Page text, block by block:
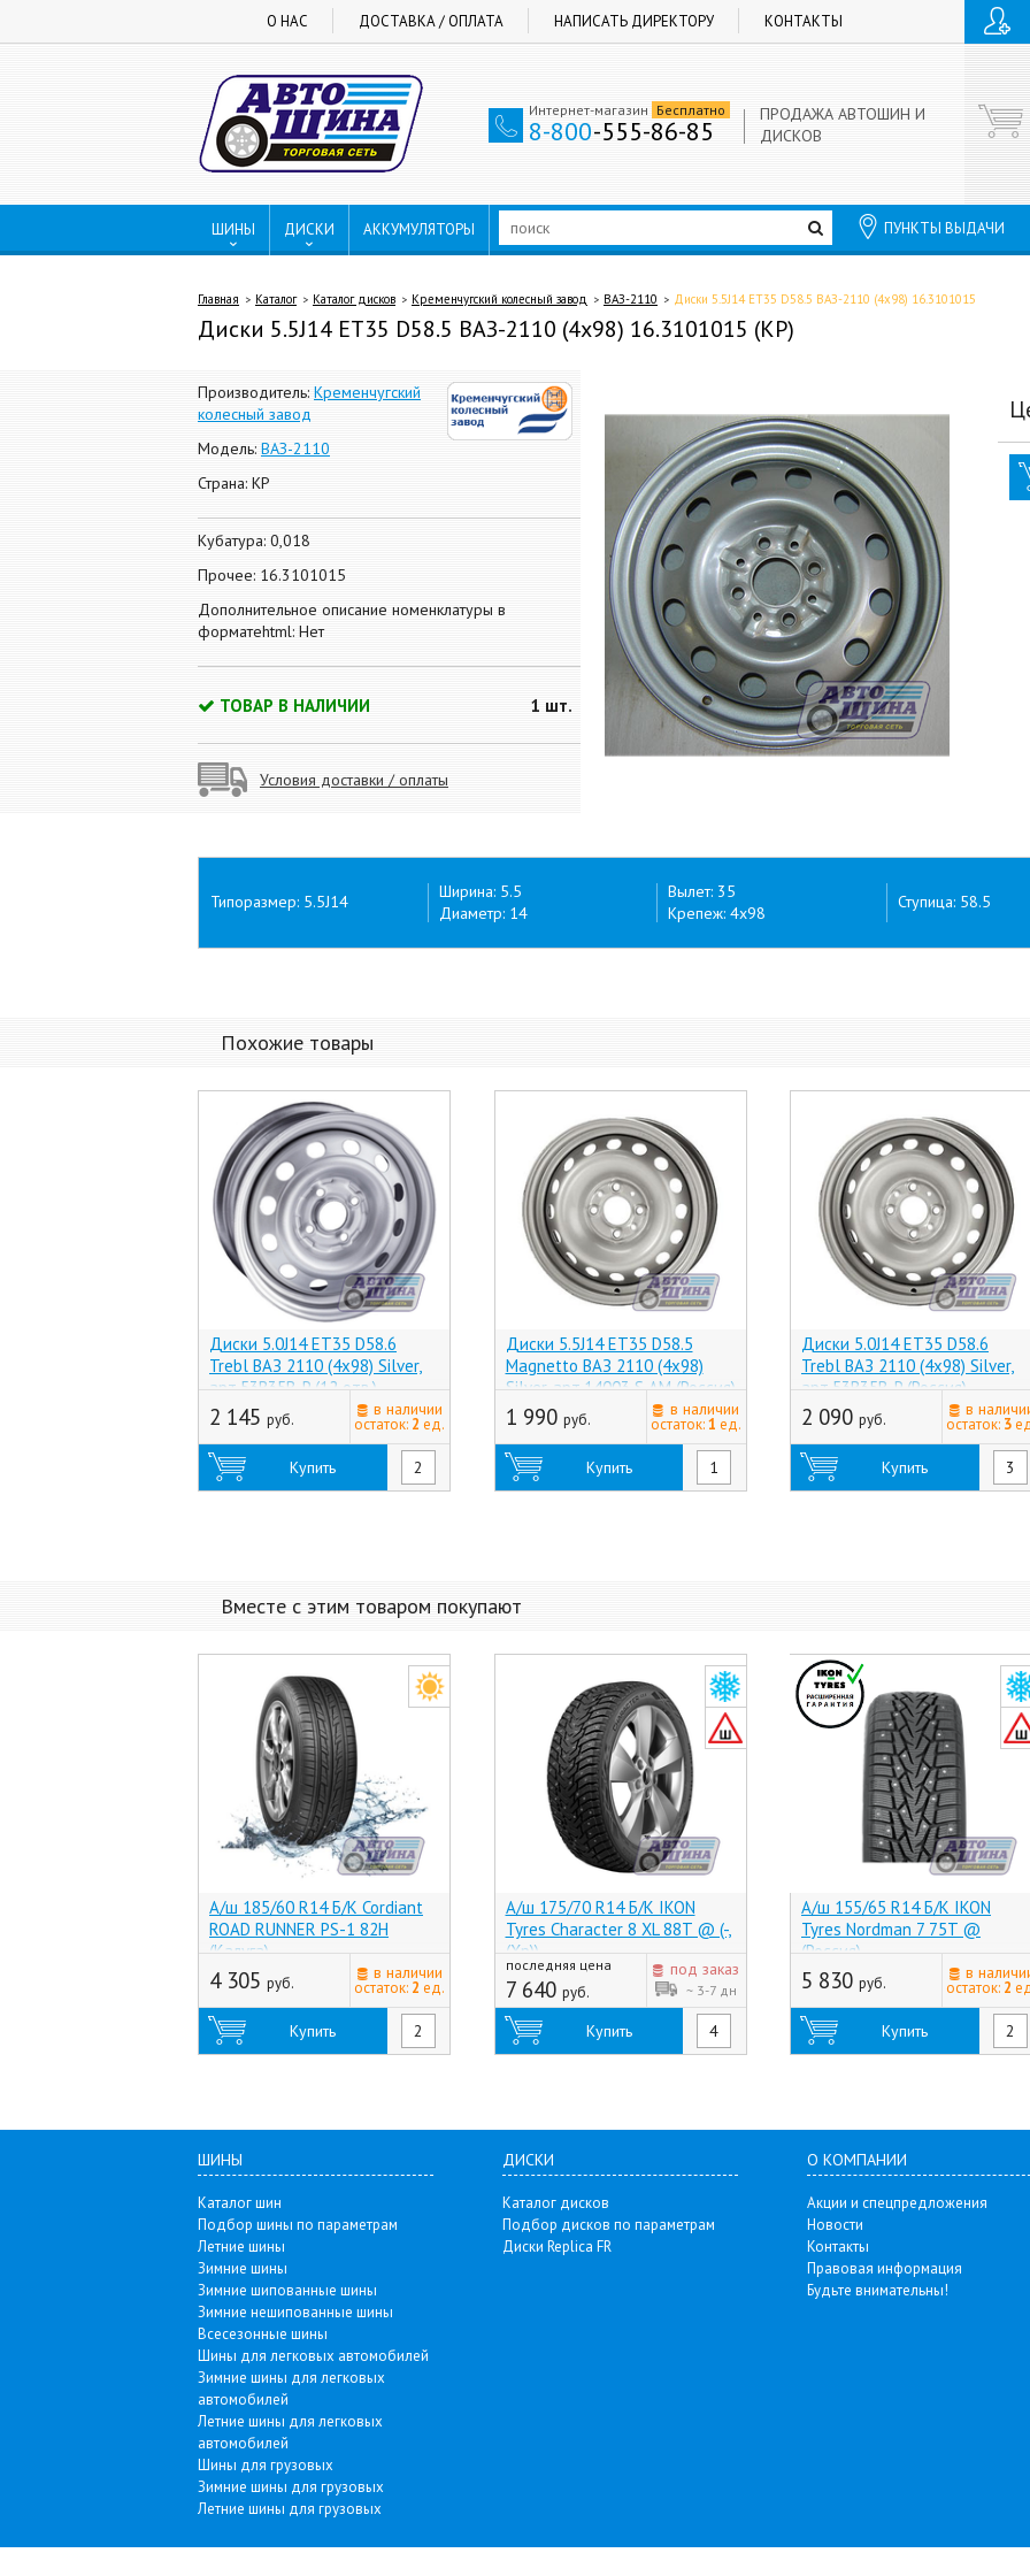
О НАС ДОСТАВКА / ОПЛАТА НАПИСАТЬ ДИРЕКТОРУ КОНТАКТЫ
Интернет-магазин Бесплатно
8-800-555-86-85
ПРОДАЖА АВТОШИН И
ДИСКОВ
ШИНЫ ДИСКИ АККУМУЛЯТОРЫ ПУНКТЫ ВЫДАЧИ
Главная Каталог Каталог дисков Кременчугский колесный завод ВАЗ-2110 Диски 5.5J14 ET35 D58.5 ВАЗ-2110 (4x98) 16.3101015
Диски 5.5J14 ET35 D58.5 ВАЗ-2110 (4x98) 16.3101015 (КР)
Производитель: Кременчугский
колесный завод
Модель: ВАЗ-2110
Страна: КР
Кубатура: 0,018
Прочее: 16.3101015
Дополнительное описание номенклатуры в
форматеhtml: Нет
ТОВАР В НАЛИЧИИ 1 шт.
Условия доставки / оплаты
Типоразмер: 5.5J14
Ширина: 5.5
Диаметр: 14
Вылет: 35
Крепеж: 4x98
Ступица: 58.5
Похожие товары
Диски 5.0J14 ET35 D58.6
Trebl ВАЗ 2110 (4x98) Silver,
арт.53B35B-P (12 отв.)
(Россия)
2 145 руб.
в наличии
остаток: 2 ед.
Купить
Диски 5.5J14 ET35 D58.5
Magnetto ВАЗ 2110 (4x98)
Silver, арт.14003 S AM (Россия)
1 990 руб.
в наличии
остаток:1 ед.
Купить
Диски 5.0J14 ET35 D58.6
Trebl ВАЗ 2110 (4x98) Silver,
арт.53B35B-P (Россия)
2 090 руб.
в
остаток: 3
Купить
Вместе с этим товаром покупают
А/ш 185/60 R14 Б/К Cordiant
ROAD RUNNER PS-1 82H
(Калуга)
4 305 руб.
в наличии
остаток: 2 ед.
Купить
А/ш 175/70 R14 Б/К IKON
Tyres Character 8 XL 88T @ (-,
(Хр))
последняя цена
7 640 руб.
под заказ
~ 3-7 дн
Купить
А/ш 155/65 R14 Б/К IKON
Tyres Nordman 7 75T @
(Россия)
5 830 руб.
в
остаток: 2
Купить
ШИНЫ
Каталог шин
Подбор шины по параметрам
Летние шины
Зимние шины
Зимние шипованные шины
Зимние нешипованные шины
Всесезонные шины
Шины для легковых автомобилей
Зимние шины для легковых
автомобилей
Летние шины для легковых
автомобилей
Шины для грузовых
Зимние шины для грузовых
Летние шины для грузовых
ДИСКИ
Каталог дисков
Подбор дисков по параметрам
Диски Replica FR
О КОМПАНИИ
Акции и спецпредложения
Новости
Контакты
Правовая информация
Будьте внимательны!